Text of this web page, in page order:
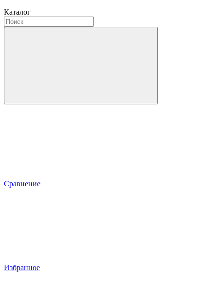
Каталог
Сравнение
Избранное